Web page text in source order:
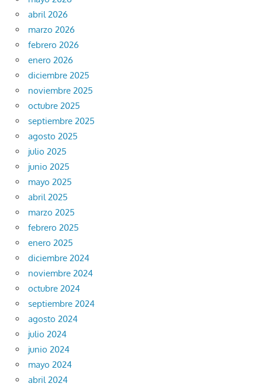
abril 2026
marzo 2026
febrero 2026
enero 2026
diciembre 2025
noviembre 2025
octubre 2025
septiembre 2025
agosto 2025
julio 2025
junio 2025
mayo 2025
abril 2025
marzo 2025
febrero 2025
enero 2025
diciembre 2024
noviembre 2024
octubre 2024
septiembre 2024
agosto 2024
julio 2024
junio 2024
mayo 2024
abril 2024